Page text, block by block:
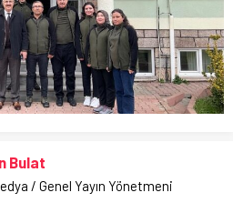
Bulat
/ Genel Yayın Yönetmeni